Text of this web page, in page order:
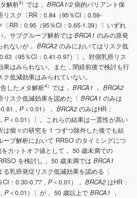
解析3） では， BRCA1/2病的バリアント保
スク〔RR：0.84（95％CI：0.59-
RR：0.95（95％CI：0.65-1.39）〕いずれ
。サブグループ解析では BRCA1 のみの原発
ないが， BRCA2のみにおいてはリスク低
（95％CI：0.41-0.97）〕。対側乳癌リス
果はみられない。また，閉経前後で検討も行
低減効果はみられていない。
したメタ解析4） では， BRCA1 ， BRCA2
スク低減効果を認めた〔 BRCA1 のみは
， P＜0.01）， BRCA2のみはHR：
P＜0.01）〕。これらの結果は一貫性が高い
は個々の研究を 1 つずつ除外した後でも結
ープ解析において RRSO のタイミングにつ
カットオフ値として， 50 歳未満での
を検討し， 50 歳未満では BRCA1
る乳癌発症リスク低減効果を認める〔
：0.30-0.77， P＜0.01）， BRCA2 はHR：
P＜0.01）〕が， 50 歳以上で BRCA1 ，